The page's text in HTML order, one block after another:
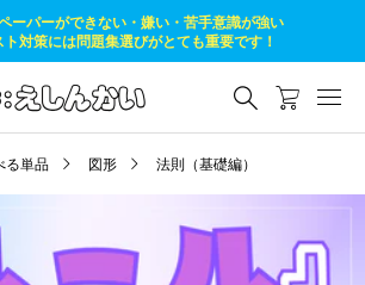
ーパーができない・嫌い・苦手意識が強い
対策には問題集選びがとても重要です！
る単品 図形 法則（基礎編）